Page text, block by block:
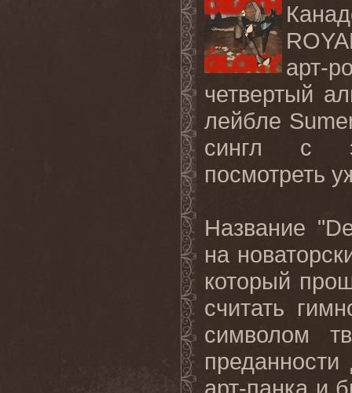
арт-
четвертый
лейбле
сингл с
посмотреть
Название
на
который
считать
символом